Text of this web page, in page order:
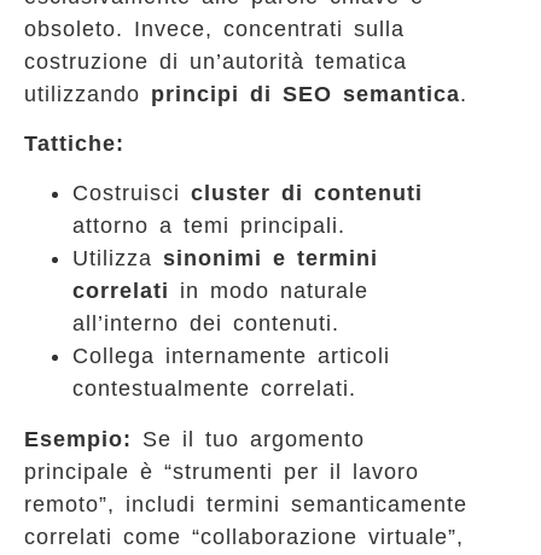
obsoleto. Invece, concentrati sulla
costruzione di un’autorità tematica
utilizzando principi di SEO semantica.
Tattiche:
Costruisci cluster di contenuti
attorno a temi principali.
Utilizza sinonimi e termini
correlati in modo naturale
all’interno dei contenuti.
Collega internamente articoli
contestualmente correlati.
Esempio: Se il tuo argomento
principale è “strumenti per il lavoro
remoto”, includi termini semanticamente
correlati come “collaborazione virtuale”,